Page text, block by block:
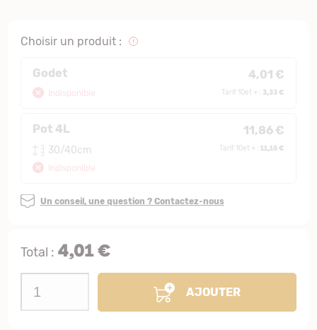
Choisir un produit :
Godet 4,01 €
Indisponible Tarif 10et + : 3,33 €
Pot 4L 11,86 €
30/40cm
Indisponible
Tarif 10et + :11,16 €
Un conseil, une question ? Contactez-nous
Total : 4,01 €
AJOUTER